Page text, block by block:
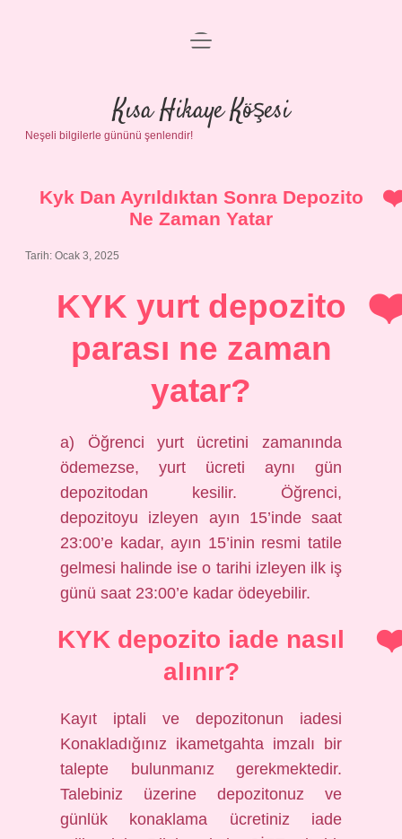
Anasayfa
Gizlilik Politikası
Yasal Uyarı
menüyü
Kısa Hikaye Köşesi
Neşeli bilgilerle gününü şenlendir!
Kyk Dan Ayrıldıktan Sonra Depozito
Ne Zaman Yatar
Tarih: Ocak 3, 2025
KYK yurt depozito
parası ne zaman
yatar?
a) Öğrenci yurt ücretini zamanında
ödemezse, yurt ücreti aynı gün
depozitodan kesilir. Öğrenci,
depozitoyu izleyen ayın 15’inde saat
23:00’e kadar, ayın 15’inin resmi tatile
gelmesi halinde ise o tarihi izleyen ilk iş
günü saat 23:00’e kadar ödeyebilir.
KYK depozito iade nasıl
alınır?
Kayıt iptali ve depozitonun iadesi
Konakladığınız ikametgahta imzalı bir
talepte bulunmanız gerekmektedir.
Talebiniz üzerine depozitonuz ve
günlük konaklama ücretiniz iade